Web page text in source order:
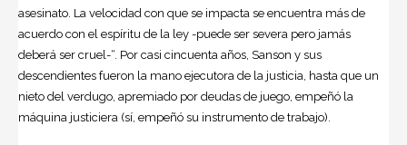
asesinato. La velocidad con que se impacta se encuentra más de
acuerdo con el espíritu de la ley -puede ser severa pero jamás
deberá ser cruel-“. Por casi cincuenta años, Sanson y sus
descendientes fueron la mano ejecutora de la justicia, hasta que un
nieto del verdugo, apremiado por deudas de juego, empeñó la
máquina justiciera (sí, empeñó su instrumento de trabajo).